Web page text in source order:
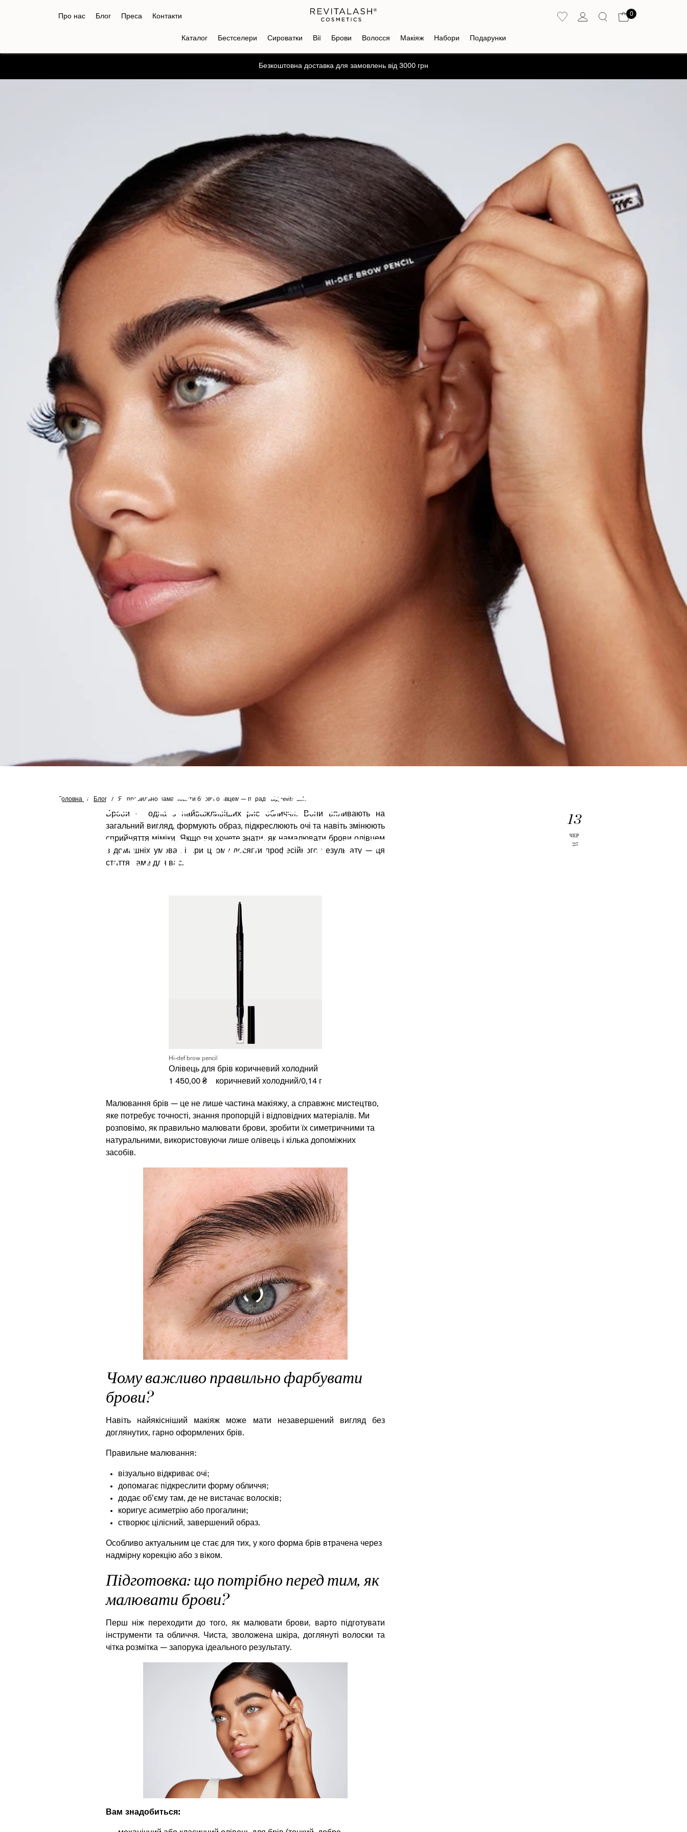
Про нас Блог Преса Контакти 0
Каталог Бестселери Сироватки Вії Брови Волосся Макіяж Набори Подарунки
Отримайте промокод на знижку -10% на перше замовлення
ЯК ПРАВИЛЬНО
НАМАЛЮВАТИ БРОВИ
ОЛІВЦЕМ — ПОРАДИ ВІД
REVITALASH
Головна / Блог / Як правильно намалювати брови олівцем — поради від revitalash
Брови — одна з найважливіших рис обличчя. Вони впливають на
загальний вигляд, формують образ, підкреслюють очі та навіть змінюють
сприйняття міміки. Якщо ви хочете знати, як намалювати брови олівцем
в домашніх умовах і при цьому досягти професійного результату — ця
стаття саме для вас.
Hi-def brow pencil
Олівець для брів коричневий холодний
1 450,00 ₴
коричневий холодний/0,14 г
Малювання брів — це не лише частина макіяжу, а справжнє мистецтво,
яке потребує точності, знання пропорцій і відповідних матеріалів. Ми
розповімо, як правильно малювати брови, зробити їх симетричними та
натуральними, використовуючи лише олівець і кілька допоміжних
засобів.
Чому важливо правильно фарбувати
брови?
Навіть найякісніший макіяж може мати незавершений вигляд без
доглянутих, гарно оформлених брів.
Правильне малювання:
візуально відкриває очі;
допомагає підкреслити форму обличчя;
додає об’єму там, де не вистачає волосків;
коригує асиметрію або прогалини;
створює цілісний, завершений образ.
Особливо актуальним це стає для тих, у кого форма брів втрачена через
надмірну корекцію або з віком.
Підготовка: що потрібно перед тим, як
малювати брови?
Перш ніж переходити до того, як малювати брови, варто підготувати
інструменти та обличчя. Чиста, зволожена шкіра, доглянуті волоски та
чітка розмітка — запорука ідеального результату.
Вам знадобиться:
13
ЧЕР
'25